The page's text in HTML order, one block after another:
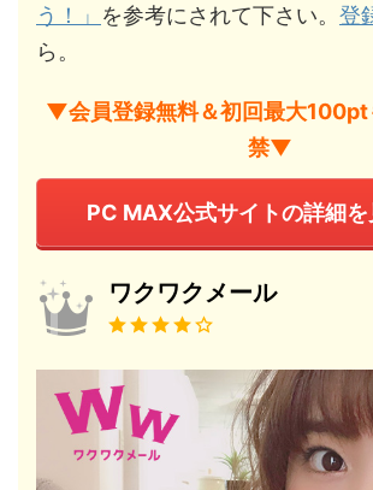
う！」 を参考にされて下さい。 登
ら。
▼会員登録無料＆初回最大100pt
禁▼
PC MAX公式サイトの詳細を
ワクワクメール